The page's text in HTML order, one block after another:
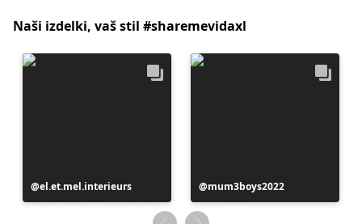
Naši izdelki, vaš stil #sharemevidaxl
Objavo
je
el.et.mel.interieurs
Objavo
je
objavil
mum3boys2022